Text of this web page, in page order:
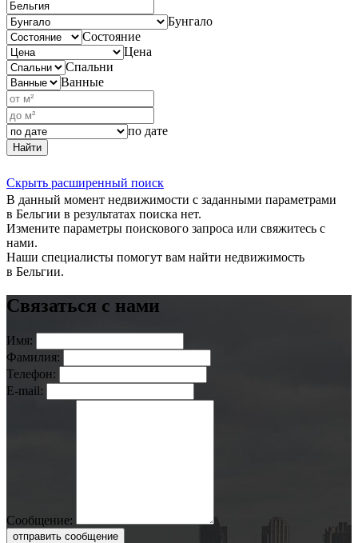
Бунгало
Состояние
Цена
Спальни
Ванные
по дате
Найти
Скрыть расширенный поиск
В данный момент недвижимости с заданными параметрами
в Бельгии в результатах поиска нет.
Измените параметры поискового запроса или свяжитесь с
нами.
Наши специалисты помогут вам найти недвижимость
в Бельгии.
Связаться с нами
Имя:
Фамилия:
Телефон:
E-mail:
Сообщение:
отправить сообщение